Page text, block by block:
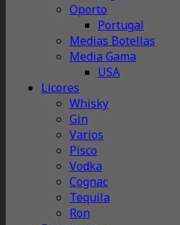
Oporto
Portugal
Medias Botellas
Media Gama
USA
Licores
Whisky
Gin
Varios
Pisco
Vodka
Cognac
Tequila
Ron